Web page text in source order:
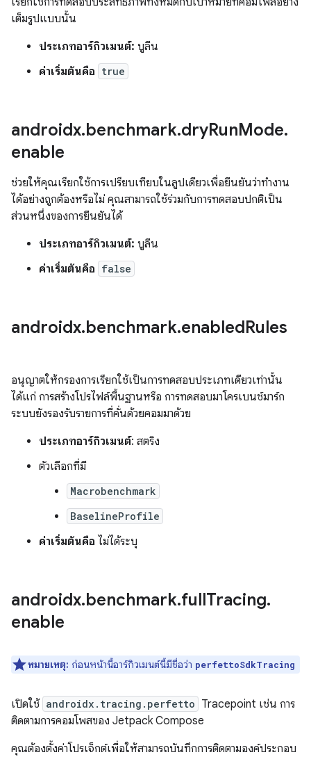
เต็มรูปแบบนั้น
ประเภทอาร์กิวเมนต์: บูลีน
ค่าเริ่มต้นคือ true
androidx.benchmark.dryRunMode.
enable
ช่วยให้คุณเรียกใช้การเปรียบเทียบในลูปเดียวเพื่อยืนยันว่าทำงาน
ได้อย่างถูกต้องหรือไม่ คุณสามารถใช้ร่วมกับการทดสอบปกติเป็น
ส่วนหนึ่งของการยืนยันได้
ประเภทอาร์กิวเมนต์: บูลีน
ค่าเริ่มต้นคือ false
androidx.benchmark.enabledRules
อนุญาตให้กรองการเรียกใช้เป็นการทดสอบประเภทเดียวเท่านั้น
ได้แก่ การสร้างโปรไฟล์พื้นฐานหรือ การทดสอบมาโครเบนช์มาร์ก
ระบบยังรองรับรายการที่คั่นด้วยคอมมาด้วย
ประเภทอาร์กิวเมนต์: สตริง
ตัวเลือกที่มี
Macrobenchmark
BaselineProfile
ค่าเริ่มต้นคือ ไม่ได้ระบุ
androidx.benchmark.fullTracing.
enable
หมายเหตุ: ก่อนหน้านี้อาร์กิวเมนต์นี้มีชื่อว่า perfettoSdkTracing
เปิดใช้ androidx.tracing.perfetto Tracepoint เช่น การ
ติดตามการคอมโพสของ Jetpack Compose
คุณต้องตั้งค่าโปรเจ็กต์เพื่อให้สามารถบันทึกการติดตามองค์ประกอบ